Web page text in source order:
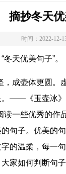
摘抄冬天
时间：2022-
天优美句子”。
成壶体更圆。
。——《玉壶冰
读一些优秀的作
句子。优美的
的温柔，每一
家如何判断句